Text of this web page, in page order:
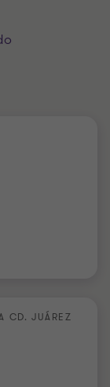
CD. JUÁREZ